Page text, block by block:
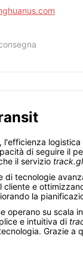
l'efficienza
di seguire il
il servizio
di tecnologie
cliente e
la
operano su scala
e intuitiva di
Grazie a